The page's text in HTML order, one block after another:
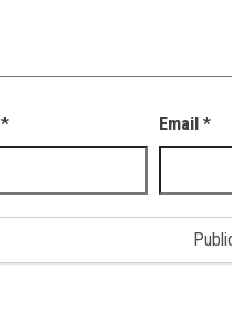
* Email*